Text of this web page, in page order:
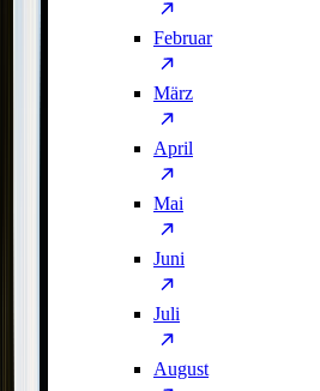
Februar
März
April
Mai
Juni
Juli
August